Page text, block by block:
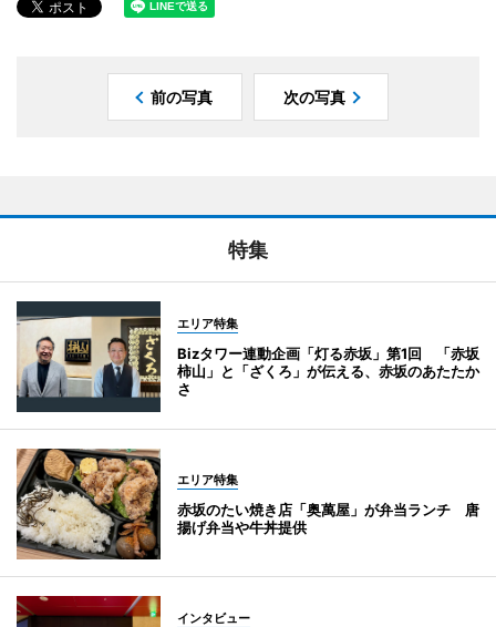
前の写真 次の写真
特集
エリア特集
Bizタワー連動企画「灯る赤坂」第1回 「赤坂
柿山」と「ざくろ」が伝える、赤坂のあたたか
さ
エリア特集
赤坂のたい焼き店「奥萬屋」が弁当ランチ 唐
揚げ弁当や牛丼提供
インタビュー